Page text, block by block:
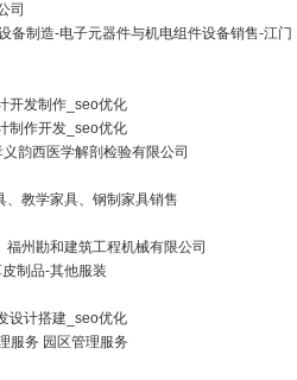
司
备制造-电子元器件与机电组件设备销售-江门
开发制作_seo优化
制作开发_seo优化
韵西医学解剖检验有限公司
、教学家具、钢制家具销售
州勘和建筑工程机械有限公司
制品-其他服装
设计搭建_seo优化
服务 园区管理服务